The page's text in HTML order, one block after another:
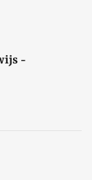
-